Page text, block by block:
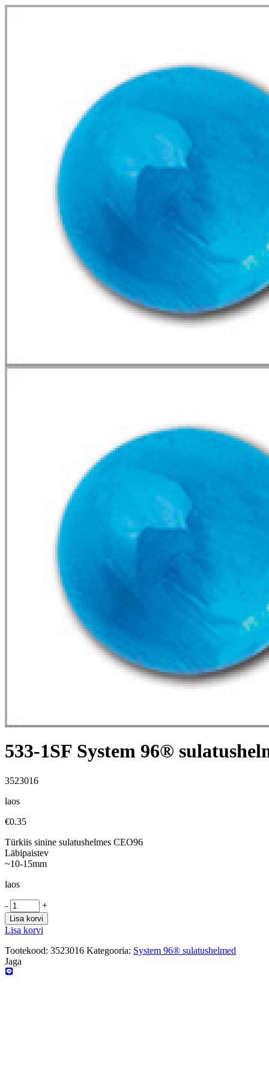
533-1SF System 96®
3523016
laos
€0.35
Türkiis sinine sulatushelmes CEO96
Läbipaistev
~10-15mm
laos
- +
Lisa korvi
Lisa korvi
Tootekood: 3523016 Kategooria: System 96® sulatushelmed
Jaga